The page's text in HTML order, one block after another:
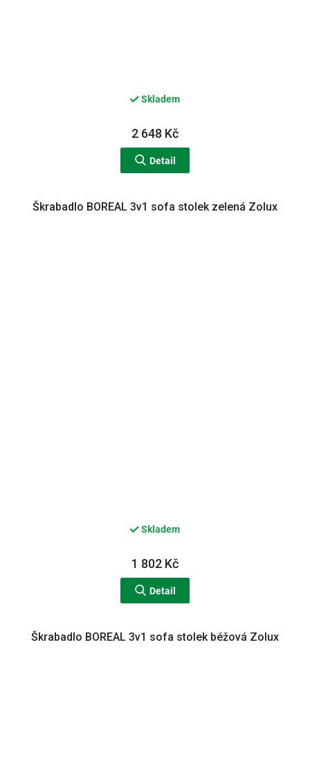
Skladem
2 648 Kč
Detail
Škrabadlo BOREAL 3v1 sofa stolek zelená Zolux
Skladem
1 802 Kč
Detail
Škrabadlo BOREAL 3v1 sofa stolek béžová Zolux